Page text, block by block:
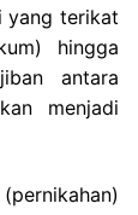
yang terikat
hingga
antara
menjadi